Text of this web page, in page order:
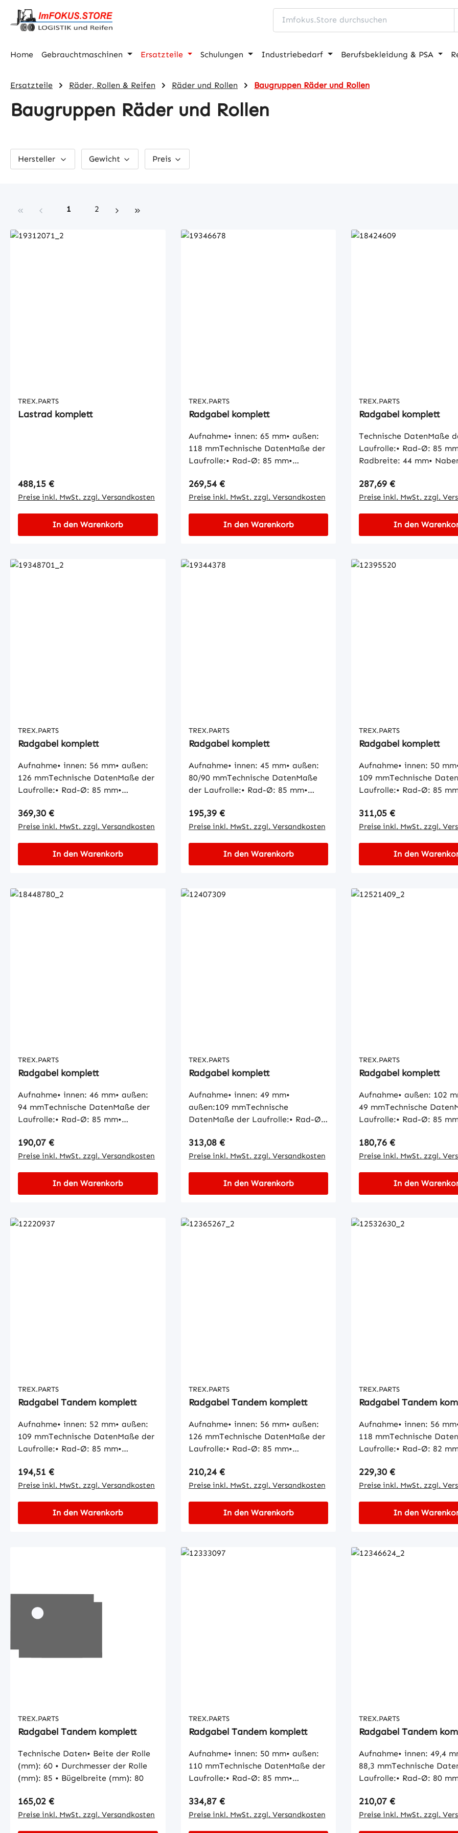
Hauptinhalt springen
Zur Suche springen
Zur Hauptnavigation springen
Home Gebrauchtmaschinen Ersatzteile Schulungen Industriebedarf Berufsbekleidung & PSA
Ersatzteile Räder, Rollen & Reifen Räder und Rollen Baugruppen Räder und Rollen
Baugruppen Räder und Rollen
Hersteller Gewicht Preis
Seite
1 Seite
2
TREX.PARTS
Lastrad komplett
Regulärer Preis:
488,15 €
Preise inkl. MwSt. zzgl. Versandkosten
In den Warenkorb
TREX.PARTS
Radgabel komplett
Aufnahme• innen: 65 mm• außen:
118 mmTechnische DatenMaße der
Laufrolle:• Rad-Ø: 85 mm•
mmMaße der Aufnahme Buchse:•
Innen-Ø: 20 mm• Außen-Ø: 22 mm•
Regulärer Preis:
269,54 €
Preise inkl. MwSt. zzgl. Versandkosten
In den Warenkorb
TREX.PARTS
Radgabel komplett
Technische DatenMaße
Laufrolle:• Rad-Ø: 85
Radbreite: 44 mm•
Regulärer Preis:
287,69 €
Preise inkl. MwSt. zzgl.
In den
TREX.PARTS
Radgabel komplett
Aufnahme• innen: 56 mm• außen:
126 mmTechnische DatenMaße der
Laufrolle:• Rad-Ø: 85 mm•
mm• Lauffläche: zylindrischMaße
der Aufnahme Buchse:• Innen-Ø: 20
Regulärer Preis:
369,30 €
Preise inkl. MwSt. zzgl. Versandkosten
In den Warenkorb
TREX.PARTS
Radgabel komplett
Aufnahme• innen: 45 mm• außen:
80/90 mmTechnische DatenMaße
der Laufrolle:• Rad-Ø: 85 mm•
mm• Lauffläche: zylindrischMaße
der Aufnahme Buchse:• Innen-Ø: 25
Regulärer Preis:
195,39 €
Preise inkl. MwSt. zzgl. Versandkosten
In den Warenkorb
TREX.PARTS
Radgabel komplett
Aufnahme• innen: 50
109 mmTechnische
Laufrolle:• Rad-Ø: 85
mm• Lauffläche:
der Aufnahme Buchse:•
Regulärer Preis:
311,05 €
Preise inkl. MwSt. zzgl.
In den
TREX.PARTS
Radgabel komplett
Aufnahme• innen: 46 mm• außen:
94 mmTechnische DatenMaße der
Laufrolle:• Rad-Ø: 85 mm•
mmMaße der Buchse:• Innen-Ø: 25
mm• Außen-Ø: 30 mm• Länge: 24
Regulärer Preis:
190,07 €
Preise inkl. MwSt. zzgl. Versandkosten
In den Warenkorb
TREX.PARTS
Radgabel komplett
Aufnahme• innen: 49 mm•
außen:109 mmTechnische
DatenMaße der Laufrolle:• Rad-Ø:
Ø: 25 mm• Lauffläche:
zylindrischMaße der Aufnahme
Ø: 23 mm• Länge: 30 mm
Regulärer Preis:
313,08 €
Preise inkl. MwSt. zzgl. Versandkosten
In den Warenkorb
TREX.PARTS
Radgabel komplett
Aufnahme• außen: 102
49 mmTechnische
Laufrolle:• Rad-Ø: 85
mm• Lauffläche:
der Buchse:• Innen-Ø: 25
Regulärer Preis:
180,76 €
Preise inkl. MwSt. zzgl.
In den
TREX.PARTS
Radgabel Tandem komplett
Aufnahme• innen: 52 mm• außen:
109 mmTechnische DatenMaße der
Laufrolle:• Rad-Ø: 85 mm•
mm• Lauffläche: zylindrisch
Regulärer Preis:
194,51 €
Preise inkl. MwSt. zzgl. Versandkosten
In den Warenkorb
TREX.PARTS
Radgabel Tandem komplett
Aufnahme• innen: 56 mm• außen:
126 mmTechnische DatenMaße der
Laufrolle:• Rad-Ø: 85 mm•
mmMaße der Aufnahme Buchse:•
Innen-Ø: 20 mm• Außen-Ø: 23 mm•
Regulärer Preis:
210,24 €
Preise inkl. MwSt. zzgl. Versandkosten
In den Warenkorb
TREX.PARTS
Radgabel Tandem
Aufnahme• innen: 56
118 mmTechnische
Laufrolle:• Rad-Ø: 82
mm• Lauffläche:
der Aufnahme Buchse:•
Regulärer Preis:
229,30 €
Preise inkl. MwSt. zzgl.
In den
TREX.PARTS
Radgabel Tandem komplett
Technische Daten• Beite der Rolle
(mm): 60 • Durchmesser der Rolle
(mm): 85 • Bügelbreite (mm): 80
Regulärer Preis:
165,02 €
Preise inkl. MwSt. zzgl. Versandkosten
TREX.PARTS
Radgabel Tandem komplett
Aufnahme• innen: 50 mm• außen:
110 mmTechnische DatenMaße der
Laufrolle:• Rad-Ø: 85 mm•
mm• Lauffläche: zylindrischMaße
der Aufnahme Buchse:• Innen-Ø: 20
Regulärer Preis:
334,87 €
Preise inkl. MwSt. zzgl. Versandkosten
TREX.PARTS
Radgabel Tandem
Aufnahme• innen: 49,4
88,3 mmTechnische
Laufrolle:• Rad-Ø: 80
mm• Lauffläche:
der Aufnahme Buchse:•
Regulärer Preis:
210,07 €
Preise inkl. MwSt. zzgl.